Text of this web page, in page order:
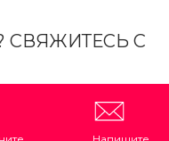
СВЯЖИТЕСЬ С